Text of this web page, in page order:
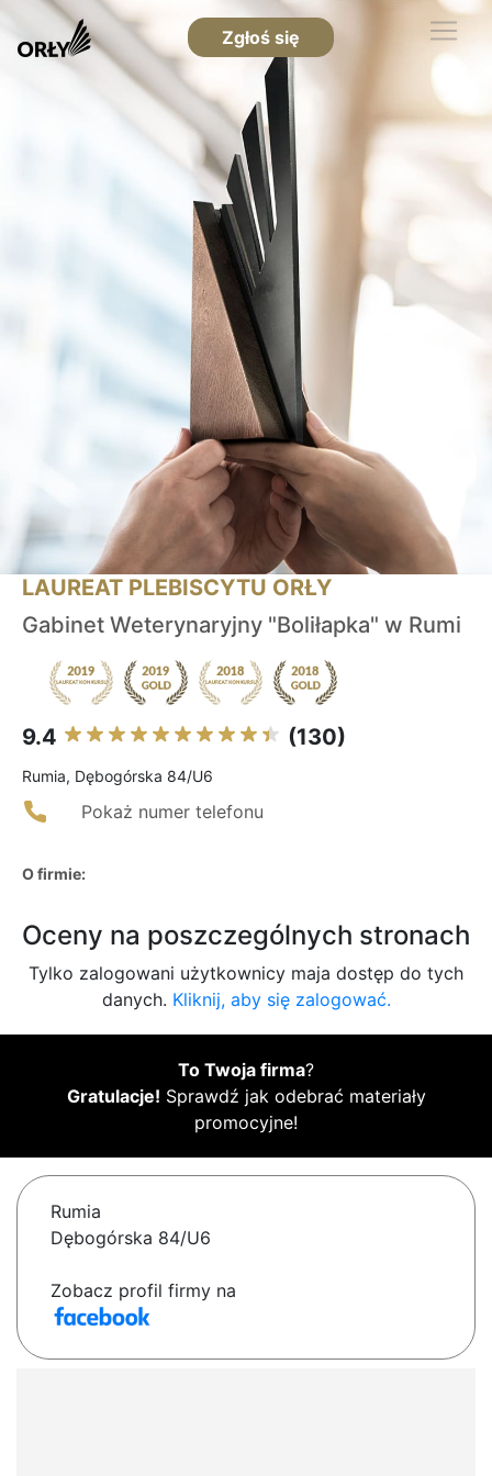
Zgłoś się
LAUREAT PLEBISCYTU ORŁY
Gabinet Weterynaryjny "Boliłapka" w Rumi
9.4 (130)
Rumia, Dębogórska 84/U6
Pokaż numer telefonu
O firmie:
Oceny na poszczególnych stronach
Tylko zalogowani użytkownicy maja dostęp do tych
danych. Kliknij, aby się zalogować.
To Twoja firma?
Gratulacje! Sprawdź jak odebrać materiały
promocyjne!
Rumia
Dębogórska 84/U6
Zobacz profil firmy na